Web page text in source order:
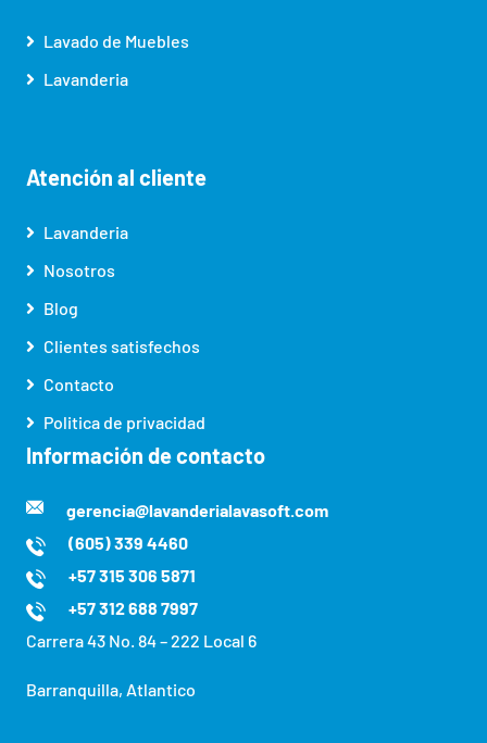
Lavado de Muebles
Lavanderia
Atención al cliente
Lavanderia
Nosotros
Blog
Clientes satisfechos
Contacto
Politica de privacidad
Información de contacto
gerencia@lavanderialavasoft.com
(605) 339 4460
+57 315 306 5871
+57 312 688 7997
Carrera 43 No. 84 – 222 Local 6
Barranquilla, Atlantico